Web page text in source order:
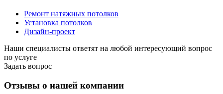
Ремонт натяжных потолков
Установка потолков
Дизайн-проект
Наши специалисты ответят на любой интересующий вопрос
по услуге
Задать вопрос
Отзывы о нашей компании